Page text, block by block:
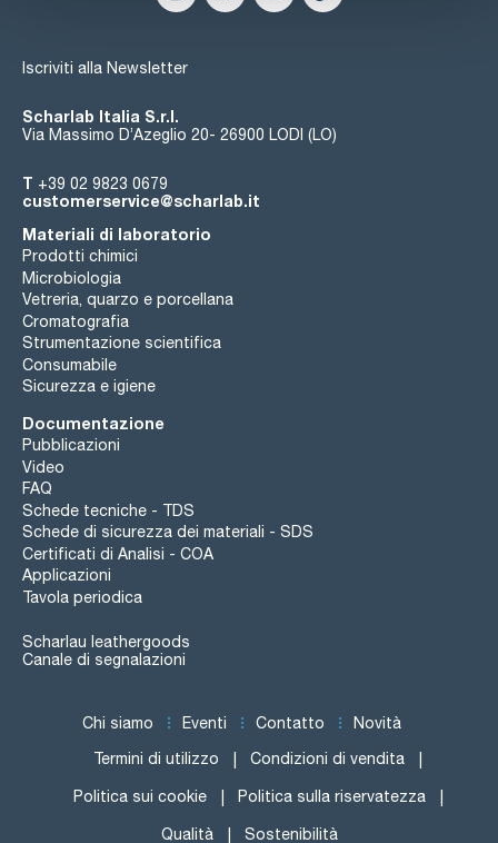
Iscriviti alla Newsletter
Scharlab Italia S.r.l.
Via Massimo D’Azeglio 20- 26900 LODI (LO)
T +39 02 9823 0679
customerservice@scharlab.it
Materiali di laboratorio
Prodotti chimici
Microbiologia
Vetreria, quarzo e porcellana
Cromatografia
Strumentazione scientifica
Consumabile
Sicurezza e igiene
Documentazione
Pubblicazioni
Video
FAQ
Schede tecniche - TDS
Schede di sicurezza dei materiali - SDS
Certificati di Analisi - COA
Applicazioni
Tavola periodica
Scharlau leathergoods
Canale di segnalazioni
Chi siamo Eventi Contatto Novità
Termini di utilizzo Condizioni di vendita
Politica sui cookie Politica sulla riservatezza
Qualità Sostenibilità